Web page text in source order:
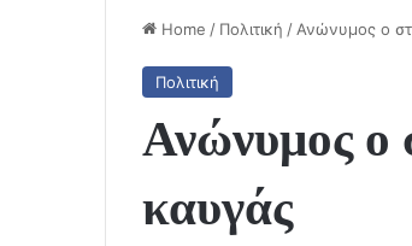
Home / Πολιτική / Ανώνυμος ο
Πολιτική
Ανώνυμος ο
καυγάς